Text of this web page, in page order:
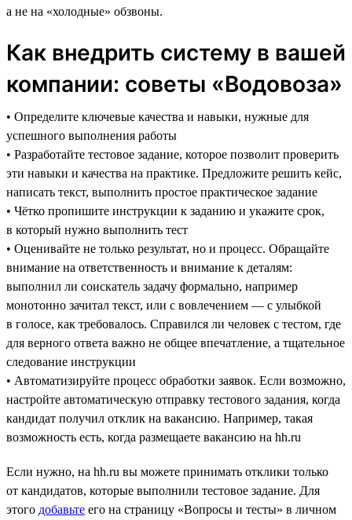
а не на «холодные» обзвоны.
Как внедрить систему в вашей
компании: советы «Водовоза»
• Определите ключевые качества и навыки, нужные для
успешного выполнения работы
• Разработайте тестовое задание, которое позволит проверить
эти навыки и качества на практике. Предложите решить кейс,
написать текст, выполнить простое практическое задание
• Чётко пропишите инструкции к заданию и укажите срок,
в который нужно выполнить тест
• Оценивайте не только результат, но и процесс. Обращайте
внимание на ответственность и внимание к деталям:
выполнил ли соискатель задачу формально, например
монотонно зачитал текст, или с вовлечением — с улыбкой
в голосе, как требовалось. Справился ли человек с тестом, где
для верного ответа важно не общее впечатление, а тщательное
следование инструкции
• Автоматизируйте процесс обработки заявок. Если возможно,
настройте автоматическую отправку тестового задания, когда
кандидат получил отклик на вакансию. Например, такая
возможность есть, когда размещаете вакансию на hh.ru
Если нужно, на hh.ru вы можете принимать отклики только
от кандидатов, которые выполнили тестовое задание. Для
этого добавьте его на страницу «Вопросы и тесты» в личном